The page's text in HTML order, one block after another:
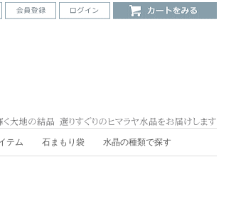
テム 石まもり袋 水晶の種類で探す